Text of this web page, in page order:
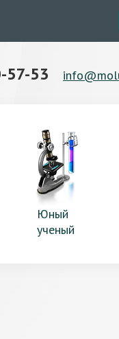
57-53
Юный
ученый